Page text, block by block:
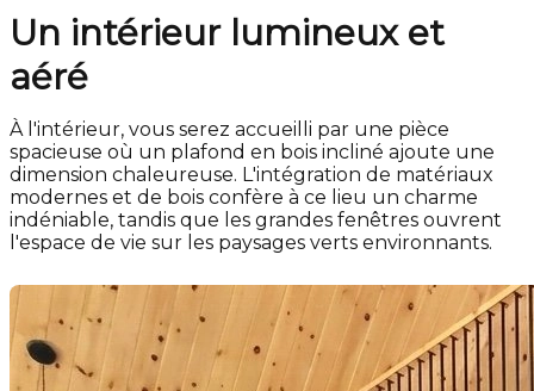
Un intérieur lumineux et
aéré
À l'intérieur, vous serez accueilli par une pièce
spacieuse où un plafond en bois incliné ajoute une
dimension chaleureuse. L'intégration de matériaux
modernes et de bois confère à ce lieu un charme
indéniable, tandis que les grandes fenêtres ouvrent
l'espace de vie sur les paysages verts environnants.